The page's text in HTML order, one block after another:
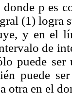
donde p es
(1)
y en el
de
puede ser
puede
otra en el